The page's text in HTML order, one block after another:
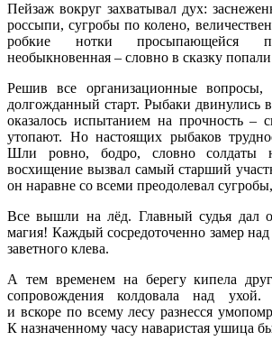
Пейзаж вокруг захватывал дух:
россыпи, сугробы по колено,
робкие нотки просыпающейся
необыкновенная – словно в сказку
Решив все организационные вопросы,
долгожданный старт. Рыбаки двинулись
оказалось испытанием на прочность –
утопают. Но настоящих рыбаков
Шли ровно, бодро, словно солдаты
восхищение вызвал самый старший
он наравне со всеми преодолевал
Все вышли на лёд. Главный судья дал
магия! Каждый сосредоточенно замер
заветного клева.
А тем временем на берегу кипела
сопровождения колдовала над ухой.
и вскоре по всему лесу разнесся
К назначенному часу наваристая ушица